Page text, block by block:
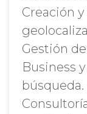
Creación
Gestión
Business
búsqueda.